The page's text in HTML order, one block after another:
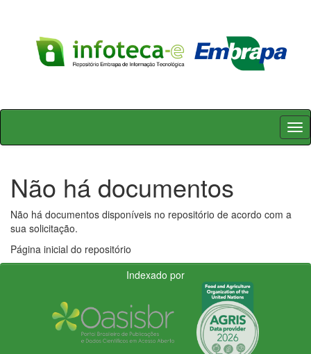
Skip
Não há documentos
Não há documentos disponíveis no repositório de acordo com a
sua solicitação.
Página inicial do repositório
Indexado por